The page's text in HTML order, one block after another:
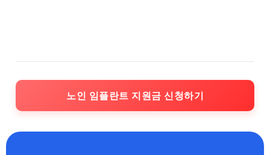
노인 임플란트 지원금 신청하기